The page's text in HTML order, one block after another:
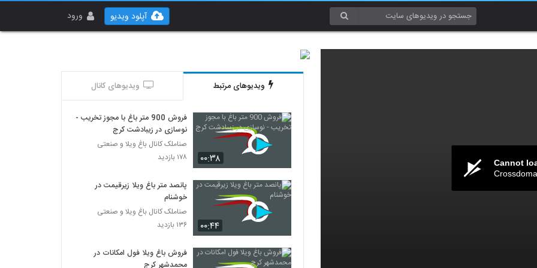
ورود آپلود ویدیو
Cannot
ویدیوهای مرتبط ویدیوهای کانال
۰۰:۳۸
فروش 900 متر باغ با مجوز تخریب -
نوسازی در زیبادشت کرج
صناملک کانال باغ ویلا و صنعتی
۱۷۸ بازدید
۰۰:۴۴
پانصد متر باغ ویلا زیرقیمت در
خوشنام
صناملک کانال باغ ویلا و صنعتی
۱۳۶ بازدید
فروش باغ ویلا فول امکانات در
محمدشهر کرج